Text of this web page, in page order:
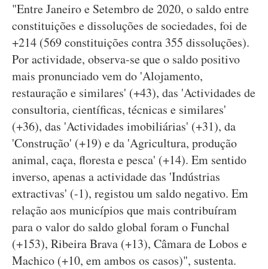
"Entre Janeiro e Setembro de 2020, o saldo entre
constituições e dissoluções de sociedades, foi de
+214 (569 constituições contra 355 dissoluções).
Por actividade, observa-se que o saldo positivo
mais pronunciado vem do 'Alojamento,
restauração e similares' (+43), das 'Actividades de
consultoria, científicas, técnicas e similares'
(+36), das 'Actividades imobiliárias' (+31), da
'Construção' (+19) e da 'Agricultura, produção
animal, caça, floresta e pesca' (+14). Em sentido
inverso, apenas a actividade das 'Indústrias
extractivas' (-1), registou um saldo negativo. Em
relação aos municípios que mais contribuíram
para o valor do saldo global foram o Funchal
(+153), Ribeira Brava (+13), Câmara de Lobos e
Machico (+10, em ambos os casos)", sustenta.